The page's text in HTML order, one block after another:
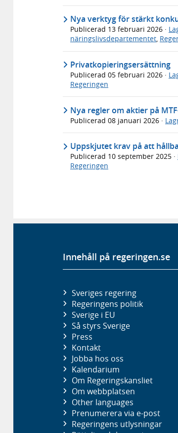
Nya verktyg för stärkt
Publicerad 13 februari 2026 ·
näringslivsdepartementet,
Privatkopieringsersättning
Publicerad 05 februari 2026 ·
Regeringen
Nya regler om aktier på
Publicerad 08 januari 2026 ·
Uppskjutet krav på att
Publicerad 10 september 2025 ·
Regeringen
Innehåll på regeringen.se
Sveriges regering
Regeringens politik
Sverige i EU
Så styrs Sverige
Press
Kontakt
Jobba hos oss
Kalendarium
Om Regeringskansliet
Om webbplatsen
Other languages
Prenumerera via e-post
Regeringens utlysningar